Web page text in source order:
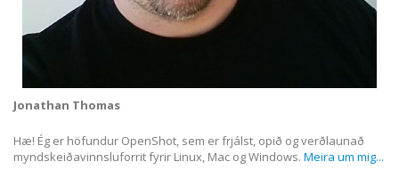
Jonathan Thomas
Hæ! Ég er höfundur OpenShot, sem er frjálst, opið og verðlaunað
myndskeiðavinnsluforrit fyrir Linux, Mac og Windows. Meira um mig...